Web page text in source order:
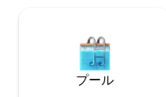
プール